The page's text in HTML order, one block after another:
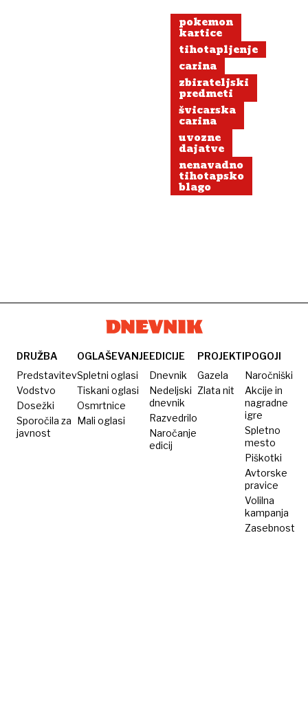
sistemu
našli
110
tisočakov
gotovine
pokemon
kartice
tihotapljenje
carina
zbirateljski
predmeti
švicarska
carina
uvozne
dajatve
nenavadno
tihotapsko
blago
DRUŽBA
Predstavitev
Vodstvo
Dosežki
Sporočila za
javnost
OGLAŠEVANJE
Spletni oglasi
Tiskani oglasi
Osmrtnice
Mali oglasi
EDICIJE
Dnevnik
Nedeljski
dnevnik
Razvedrilo
Naročanje
edicij
PROJEKTI
Gazela
Zlata nit
POGOJI
Naročniški
Akcije in
nagradne
igre
Spletno
mesto
Piškotki
Avtorske
pravice
Volilna
kampanja
Zasebnost